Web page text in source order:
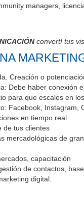
managers,
convertí tus
Creación o
Debe haber conexión
para que escales en
Facebook, Instagram,
en tiempo real
de tus clientes
mercadológicas de
capacitación
de contactos,
digital.